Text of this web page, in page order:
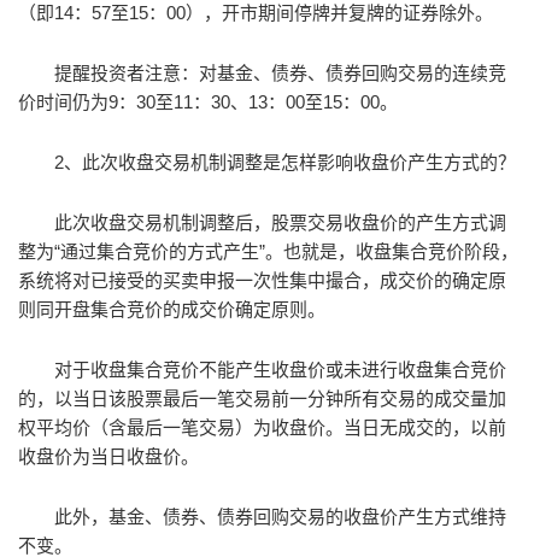
（即14：57至15：00），开市期间停牌并复牌的证券除外。
提醒投资者注意：对基金、债券、债券回购交易的连续竞
价时间仍为9：30至11：30、13：00至15：00。
2、此次收盘交易机制调整是怎样影响收盘价产生方式的？
此次收盘交易机制调整后，股票交易收盘价的产生方式调
整为“通过集合竞价的方式产生”。也就是，收盘集合竞价阶段，
系统将对已接受的买卖申报一次性集中撮合，成交价的确定原
则同开盘集合竞价的成交价确定原则。
对于收盘集合竞价不能产生收盘价或未进行收盘集合竞价
的，以当日该股票最后一笔交易前一分钟所有交易的成交量加
权平均价（含最后一笔交易）为收盘价。当日无成交的，以前
收盘价为当日收盘价。
此外，基金、债券、债券回购交易的收盘价产生方式维持
不变。